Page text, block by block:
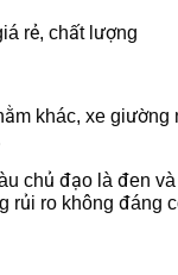
khác, xe giường
chủ đạo là đen
rủi ro không đáng